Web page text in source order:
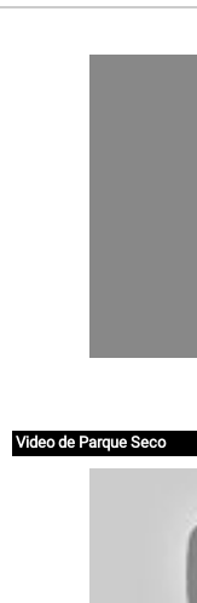
Video de Parque Seco